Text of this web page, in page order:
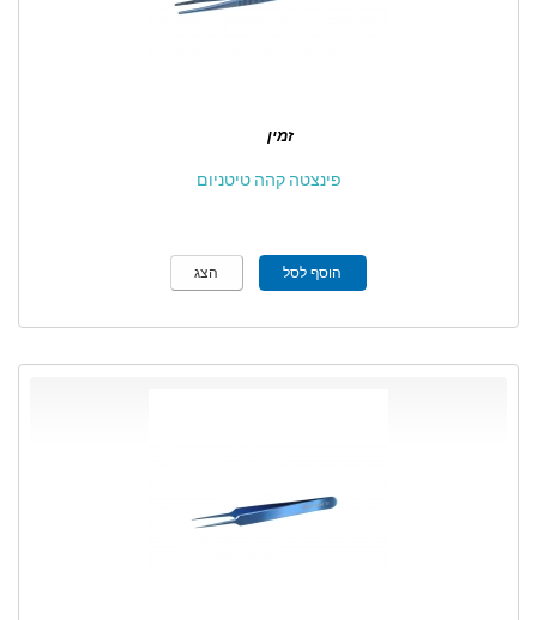
זמין
פינצטה קהה טיטניום
הוסף לסל הצג